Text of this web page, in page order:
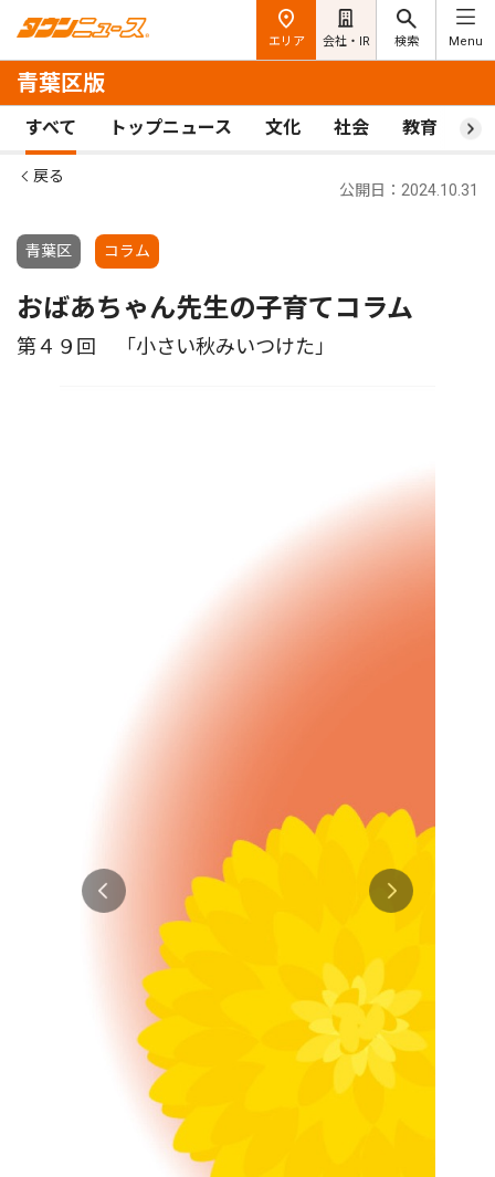
エリア 会社・IR 検索 Menu
青葉区版
すべて トップニュース 文化 社会 教育 ス
戻る
青葉区 コラム
公開日：2024.10.31
おばあちゃん先生の子育てコラム
第４９回 「小さい秋みいつけた」